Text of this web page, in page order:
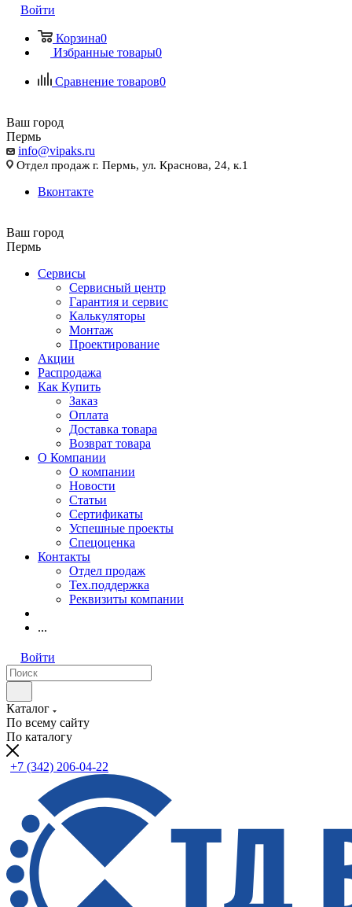
Войти
Корзина0
Избранные товары0
Сравнение товаров0
Ваш город
Пермь
info@vipaks.ru
Отдел продаж г. Пермь, ул. Краснова, 24, к.1
Вконтакте
Ваш город
Пермь
Сервисы
Сервисный центр
Гарантия и сервис
Калькуляторы
Монтаж
Проектирование
Акции
Распродажа
Как Купить
Заказ
Оплата
Доставка товара
Возврат товара
О Компании
О компании
Новости
Статьи
Сертификаты
Успешные проекты
Спецоценка
Контакты
Отдел продаж
Тех.поддержка
Реквизиты компании
...
Войти
Каталог
По всему сайту
По каталогу
+7 (342) 206-04-22